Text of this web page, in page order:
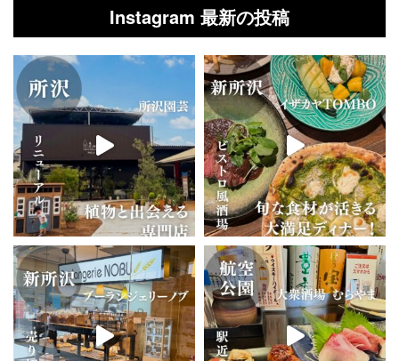
Instagram 最新の投稿